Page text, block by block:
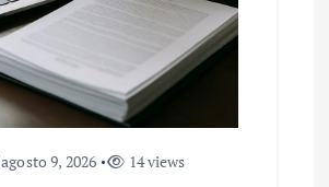
agosto 9, 2026 14 views